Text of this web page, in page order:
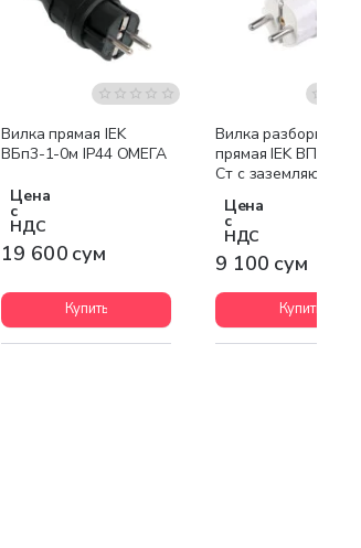
Вилка прямая IEK
ВБп3-1-0м IP44 ОМЕГА
Цена
с
НДС
19 600 сум
Купить
Вилка разборная
прямая IEK ВПп10-
Ст с заземляющим
Цена
с
НДС
9 100 сум
Купить